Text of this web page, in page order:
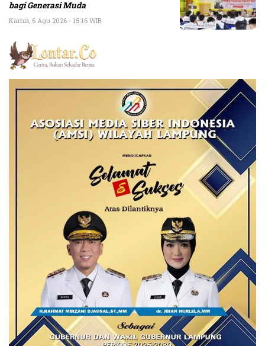
bagi Generasi Muda
Kamis, 6 Agu 2026 - 15:16 WIB